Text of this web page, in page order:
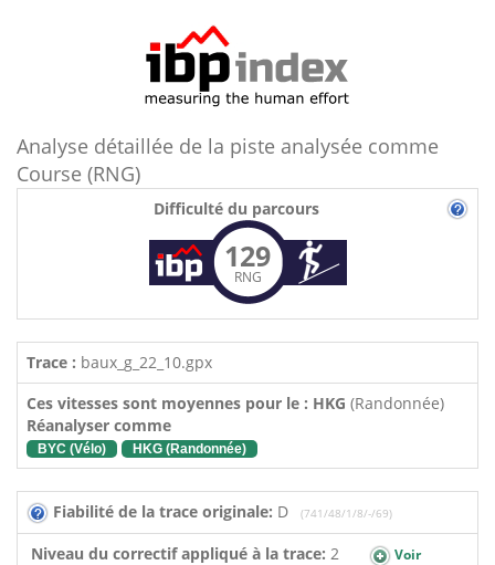
Analyse détaillée de la piste analysée comme
Course (RNG)
Difficulté du parcours
129
RNG
Trace : baux_g_22_10.gpx
Ces vitesses sont moyennes pour le : HKG (Randonnée)
Réanalyser comme
BYC (Vélo) HKG (Randonnée)
Fiabilité de la trace originale: D (741/48/1/8/-/69)
Niveau du correctif appliqué à la trace: 2
Voir